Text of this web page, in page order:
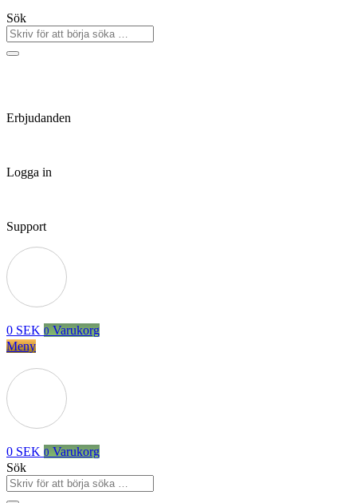
Sök
Erbjudanden
Logga in
Support
0 SEK 0 Varukorg
Meny
0 SEK 0 Varukorg
Sök